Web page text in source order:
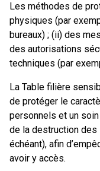
Les méthodes de
physiques (par
bureaux) ; (ii) des
des autorisations
techniques (par
La Table filière
de protéger le
personnels et un
de la destruction
échéant), afin
avoir y accès.